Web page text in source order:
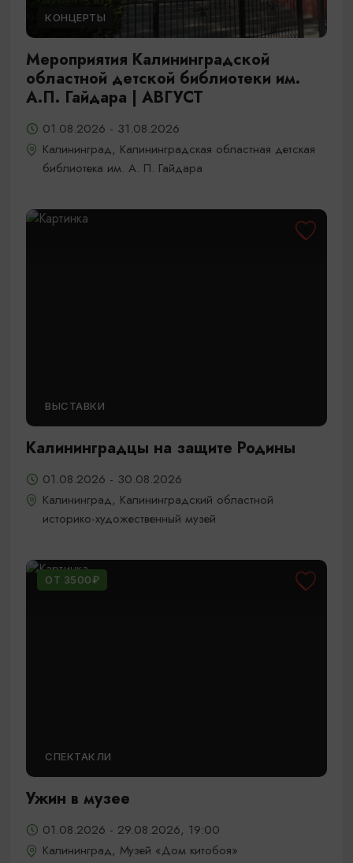
КОНЦЕРТЫ
Мероприятия Калининградской
областной детской библиотеки им.
А.П. Гайдара | АВГУСТ
01.08.2026 - 31.08.2026
Калининград, Калининградская областная детская
библиотека им. А. П. Гайдара
ВЫСТАВКИ
Калининградцы на защите Родины
01.08.2026 - 30.08.2026
Калининград, Калининградский областной
историко-художественный музей
ОТ 3500₽
СПЕКТАКЛИ
Ужин в музее
01.08.2026 - 29.08.2026, 19:00
Калининград, Музей «Дом китобоя»